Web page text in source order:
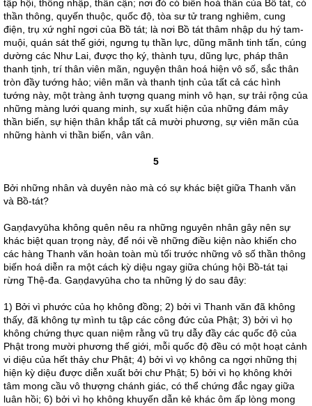
tập hội, thông nhập, thân cận; nơi đó có biến hoá thân của Bồ tát, có
thần thông, quyến thuộc, quốc độ, tòa sư tử trang nghiêm, cung
điện, trụ xứ nghỉ ngơi của Bồ tát; là nơi Bồ tát thâm nhập du hý tam-
muội, quán sát thế giới, ngưng tụ thần lực, dũng mãnh tinh tấn, cúng
dường các Như Lai, được thọ ký, thành tựu, dũng lực, pháp thân
thanh tịnh, trí thân viên mãn, nguyện thân hoá hiện vô số, sắc thân
tròn đầy tướng hảo; viên mãn và thanh tịnh của tất cả các hình
tướng này, một tràng ảnh tượng quang minh vô hạn, sự trải rộng của
những màng lưới quang minh, sự xuất hiện của những đám mây
thần biến, sự hiện thân khắp tất cả mười phương, sự viên mãn của
những hành vi thần biến, vân vân.
5
Bởi những nhân và duyên nào mà có sự khác biệt giữa Thanh văn
và Bồ-tát?
Gaṇḍavyūha không quên nêu ra những nguyên nhân gây nên sự
khác biệt quan trọng này, để nói về những điều kiện nào khiến cho
các hàng Thanh văn hoàn toàn mù tối trước những vô số thần thông
biến hoá diễn ra một cách kỳ diệu ngay giữa chúng hội Bồ-tát tại
rừng Thệ-đa. Gaṇḍavyūha cho ta những lý do sau đây:
1) Bởi vì phước của họ không đồng; 2) bởi vì Thanh văn đã không
thấy, đã không tự mình tu tập các công đức của Phật; 3) bởi vì họ
không chứng thực quan niệm rằng vũ trụ dẫy đầy các quốc độ của
Phật trong mười phương thế giới, mỗi quốc độ đều có một hoạt cảnh
vi diệu của hết thảy chư Phật; 4) bởi vì vọ không ca ngợi những thị
hiện kỳ diệu được diễn xuất bởi chư Phật; 5) bởi vì họ không khởi
tâm mong cầu vô thượng chánh giác, có thể chứng đắc ngay giữa
luân hồi; 6) bởi vì họ không khuyến dẫn kẻ khác ôm ấp lòng mong